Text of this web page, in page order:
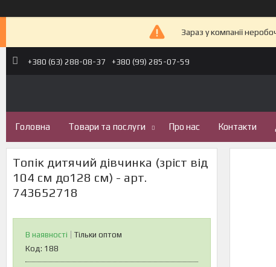
Зараз у компанії
+380 (63) 288-08-37 +380 (99) 285-07-59
Головна Товари та послуги Про нас Контакти
Топік дитячий дівчинка (зріст від
104 см до128 см) - арт.
743652718
В наявності
Тільки оптом
Код: 188